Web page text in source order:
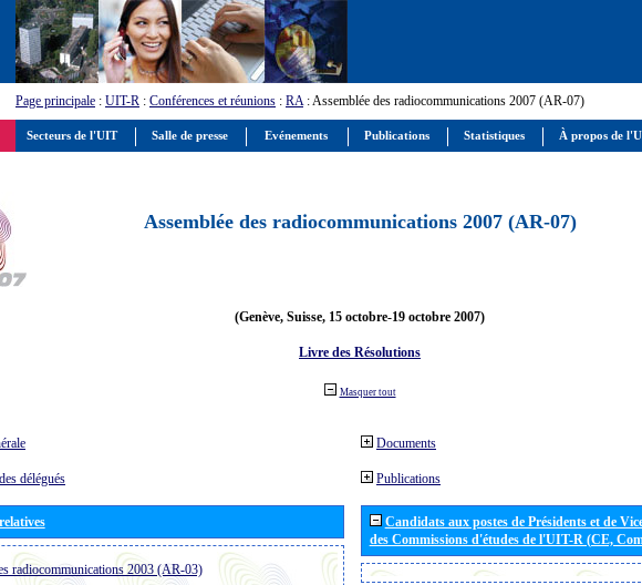
Page principale : UIT-R : Conférences et réunions : RA: Assemblée des radiocommunications 2007 (AR-07)
Assemblée des radiocommunications 2007 (AR-07)
(Genève, Suisse, 15 octobre-19 octobre 2007)
Livre des Résolutions
Masquer tout
délégués
radiocommunications 2003 (AR-03)
Documents
Publications
Candidats aux postes de Présidents et de
des Commissions d'études de l'UIT-R (CE,
Secteurs de l'UIT Salle de presse Evénements Publications Statistiques À propos de